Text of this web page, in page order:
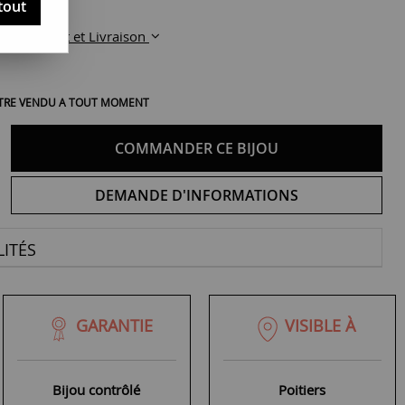
Paiement et Livraison
VENDU A TOUT MOMENT
COMMANDER CE BIJOU
DEMANDE D'INFORMATIONS
GARANTIE
Bijou contrôlé
VISIBLE À
Poitiers